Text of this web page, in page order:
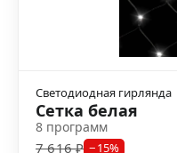
Светодиодная гирлянда
Сетка белая
8 программ
7 616 ₽ −15%